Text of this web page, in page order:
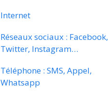
Internet
Réseaux sociaux : Facebook,
Twitter, Instagram…
Téléphone : SMS, Appel,
Whatsapp